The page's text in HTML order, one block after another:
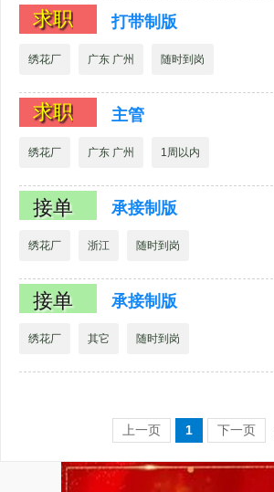
求职 打带制版
绣花厂 广东 广州 随时到岗
求职 主管
绣花厂 广东 广州 1周以内
接单 承接制版
绣花厂 浙江 随时到岗
接单 承接制版
绣花厂 其它 随时到岗
上一页 1 下一页